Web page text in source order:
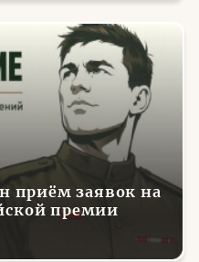
приём заявок на
премии